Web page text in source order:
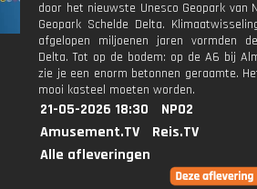
door het nieuwste Unesco Geopark van
Geopark Schelde Delta.
afgelopen miljoenen jaren vormden
Delta. Tot op de bodem: op de A6 bij
zie je een enorm betonnen geraamte.
mooi kasteel moeten worden.
21-05-2026 18:30
NPO2
Amusement.TV
Reis.TV
Alle afleveringen